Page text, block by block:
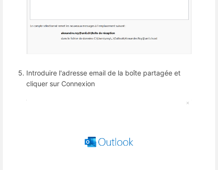
Introduire l'adresse email de la boîte partagée et
cliquer sur Connexion